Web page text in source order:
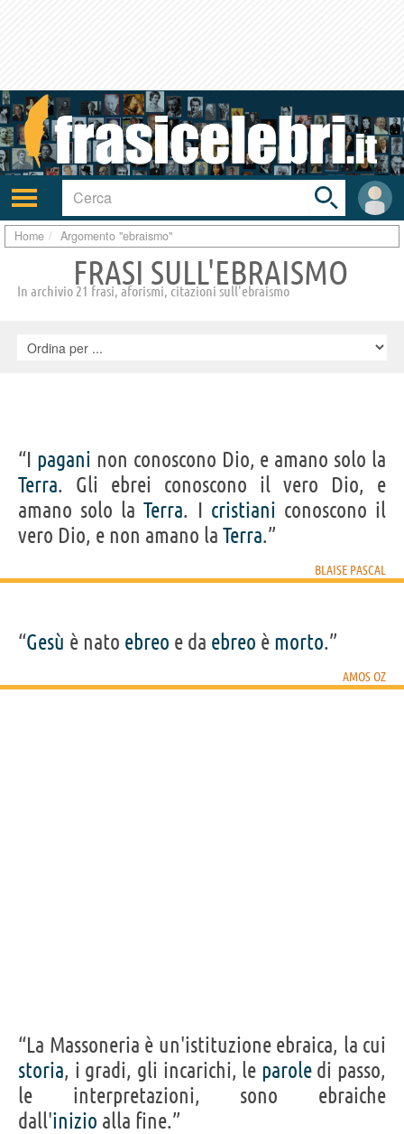
Attiva/disattiva
navigazione
User
area
Toggle
search
bar
Home Argomento "ebraismo"
FRASI SULL'EBRAISMO
In archivio 21 frasi, aforismi, citazioni sull'ebraismo
“I pagani non conoscono Dio, e amano solo la
Terra. Gli ebrei conoscono il vero Dio, e
amano solo laTerra. I cristiani conoscono il
vero Dio, e non amano la Terra.”
BLAISE PASCAL
“Gesù è nato ebreo e da ebreo è morto.”
AMOS OZ
“La Massoneria è un'istituzione ebraica, la cui
storia, i gradi, gli incarichi, le paroledi passo,
le interpretazioni, sono ebraiche
dall'inizio alla fine.”